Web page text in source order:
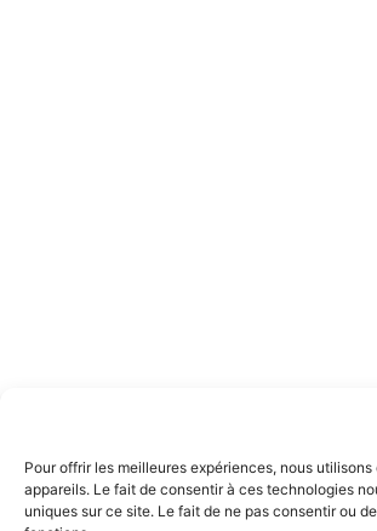
Pour offrir les meilleures expériences, nous
appareils. Le fait de consentir à ces technologies
uniques sur ce site. Le fait de ne pas consentir ou